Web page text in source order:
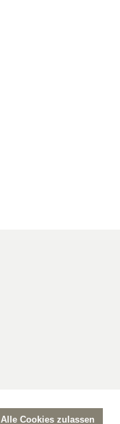
Alle Cookies zulassen